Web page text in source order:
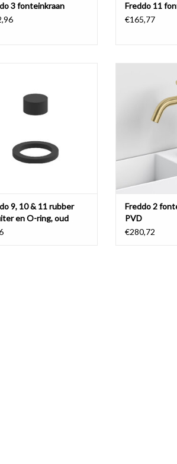
3 fonteinkraan
Freddo 11
€165,77
AAN WINKELWAGEN
9, 10 & 11 rubber
en O-ring, oud
variant, in
(CL/
(CL/
(CL/
Freddo 2
PVD
€280,72